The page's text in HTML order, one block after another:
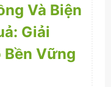
Và Biện
Giải
Bền Vững